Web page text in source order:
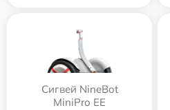
Сигвей NineBot
MiniPro EE